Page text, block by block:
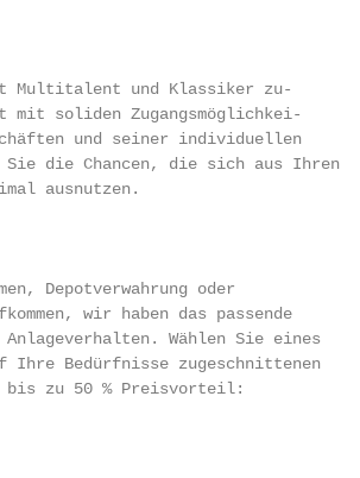
Multitalent und Klassiker zu-
­soliden Zugangsmöglichkei-
und seiner individuellen
die Chancen, die sich aus Ihren
ausnutzen.
Depotverwahrung oder
wir haben das passende
Wählen Sie eines
Bedürfnisse zugeschnittenen
zu 50 % Preisvorteil: